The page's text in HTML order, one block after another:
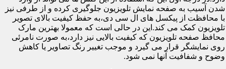
شدن آسیب به صفحه نمایش تلویزیون جلوگیری کرده و از طرفی نیز
با محافظت از پیکسل های ال سی دی،به حفظ کیفیت بالای تصویر
تلویزیون کمک می کند.این در حالی است که معمولا بهترین مارک
محافظ صفحه تلویزیون که کیفیت بالایی نیز دارد،به صورت نامرئی
روی نمایشگر قرار می گیرد و موجب تغییر رنگ تصاویر یا کاهش
وضوح و شفافیت آنها نمی شود.